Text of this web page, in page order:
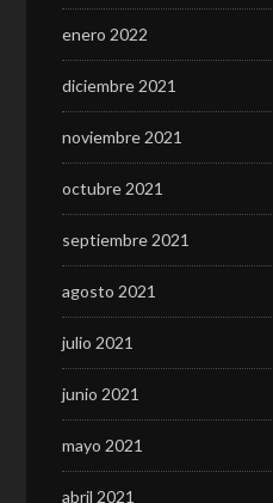
enero 2022
diciembre 2021
noviembre 2021
octubre 2021
septiembre 2021
agosto 2021
julio 2021
junio 2021
mayo 2021
abril 2021